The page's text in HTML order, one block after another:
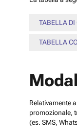
TABELLA DI
TABELLA
Relativamente
promozionale,
(es. SMS,